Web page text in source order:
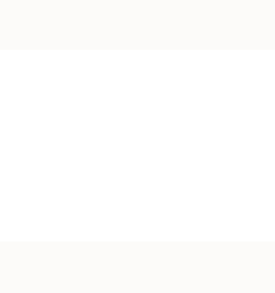
déjantés - et ses
Sorcellerie, entraide,